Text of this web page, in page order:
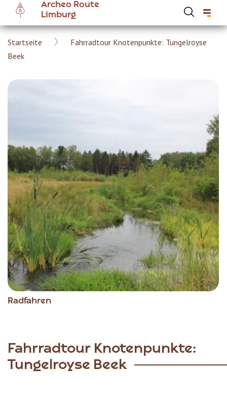
main
content
Archeo Route
Limburg
Breadcrumb
Startseite
Fahrradtour Knotenpunkte: Tungelroyse
Beek
Radfahren
Fahrradtour Knotenpunkte:
Tungelroyse Beek